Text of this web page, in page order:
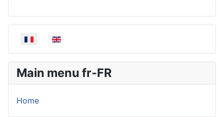
Sélectionnez votre langue
Main menu fr-FR
Home